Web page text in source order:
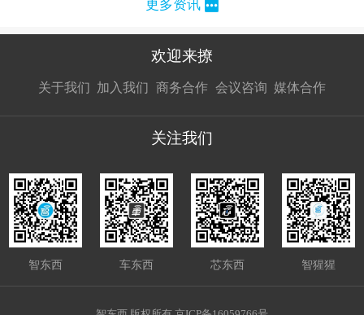
更多资讯
欢迎来撩
关于我们 加入我们
接扔简历
商务合作
接开聊
会议咨询 媒体合作
接开聊
关注我们
智东西 车东西 芯东西 智猩猩